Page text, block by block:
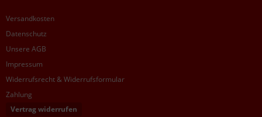
Versandkosten
Datenschutz
Unsere AGB
Impressum
Widerrufsrecht & Widerrufsformular
Zahlung
Vertrag widerrufen